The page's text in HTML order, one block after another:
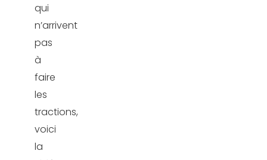
qui
n’arrivent
pas
à
faire
les
tractions,
voici
la